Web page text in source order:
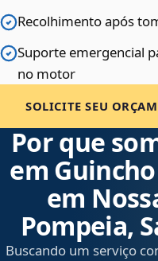
Recolhimento após
Suporte emergencial
no motor
SOLICITE SEU
Por que
em
em
Pompeia,
Buscando um serviço